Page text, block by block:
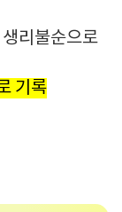
리불순으로
기록